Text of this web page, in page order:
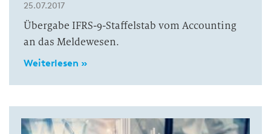
25.07.2017
Übergabe IFRS-9-Staffelstab vom Accounting
an das Meldewesen.
Weiterlesen »